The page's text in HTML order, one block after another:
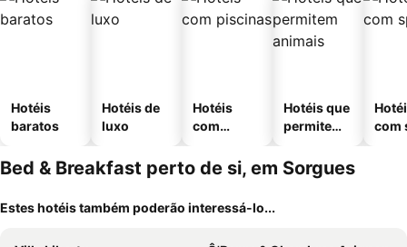
Hotéis
baratos
Hotéis de
luxo
Hotéis
com
Hotéis que
permitem
com
Bed & Breakfast perto de si, em Sorgues
Estes hotéis também poderão interessá-lo...